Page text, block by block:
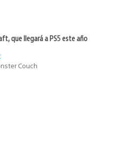
que llegará a PS5 este año
Couch